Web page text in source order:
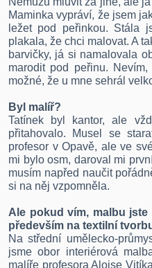
Maminka vypráví, že jsem
ležet pod peřinkou. Stála
plakala, že chci malovat. A
barvičky, já si namalovala
marodit pod peřinu.
možné, že u mne sehrál
Byl malíř?
Tatínek byl kantor, ale
přitahovalo. Musel se
profesor v Opavě, ale ve
mi bylo osm, daroval mi
musím napřed naučit
si na něj vzpomněla.
Ale pokud vím, malbu
především na textilní
Na střední umělecko-
jsme obor interiérová
malíře profesora Aloise